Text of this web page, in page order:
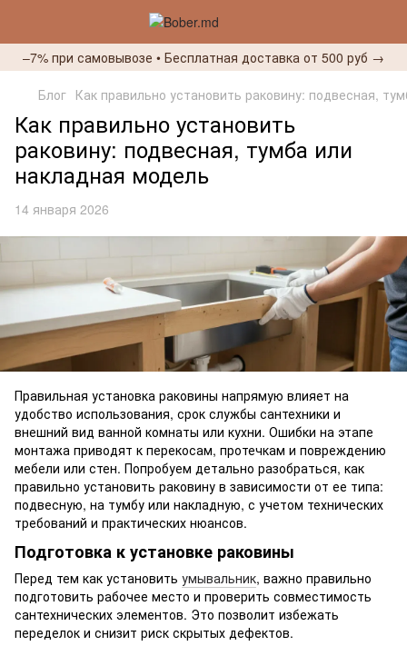
–7% при самовывозе • Бесплатная доставка от 500 руб →
Блог Как правильно установить раковину: подвесная,
Как правильно установить
раковину: подвесная, тумба или
накладная модель
14 января 2026
Правильная установка раковины напрямую влияет на
удобство использования, срок службы сантехники и
внешний вид ванной комнаты или кухни. Ошибки на этапе
монтажа приводят к перекосам, протечкам и повреждению
мебели или стен. Попробуем детально разобраться, как
правильно установить раковину в зависимости от ее типа:
подвесную, на тумбу или накладную, с учетом технических
требований и практических нюансов.
Подготовка к установке раковины
Перед тем как установить умывальник, важно правильно
подготовить рабочее место и проверить совместимость
сантехнических элементов. Это позволит избежать
переделок и снизит риск скрытых дефектов.